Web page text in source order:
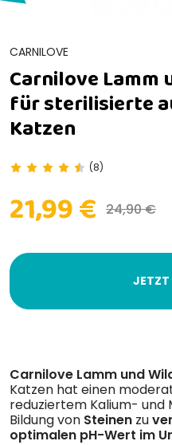
CARNILOVE
Carnilove Lamm
für sterilisierte
Katzen
(8)
21,99 € 24,90 €
JETZT
Carnilove Lamm und
Katzen hat einen
reduziertem Kalium- und
Bildung von Steinen zu
optimalen pH-Wert im